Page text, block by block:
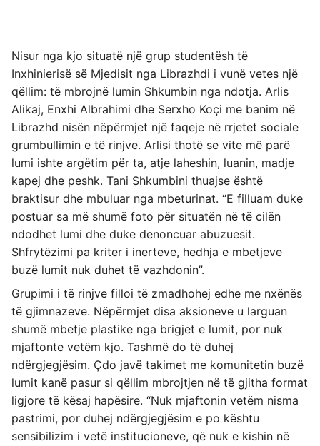
Nisur nga kjo situatë një grup studentësh të
Inxhinierisë së Mjedisit nga Librazhdi i vunë vetes një
qëllim: të mbrojnë lumin Shkumbin nga ndotja. Arlis
Alikaj, Enxhi Albrahimi dhe Serxho Koçi me banim në
Librazhd nisën nëpërmjet një faqeje në rrjetet sociale
grumbullimin e të rinjve. Arlisi thotë se vite më parë
lumi ishte argëtim për ta, atje laheshin, luanin, madje
kapej dhe peshk. Tani Shkumbini thuajse është
braktisur dhe mbuluar nga mbeturinat. “E filluam duke
postuar sa më shumë foto për situatën në të cilën
ndodhet lumi dhe duke denoncuar abuzuesit.
Shfrytëzimi pa kriter i inerteve, hedhja e mbetjeve
buzë lumit nuk duhet të vazhdonin”.
Grupimi i të rinjve filloi të zmadhohej edhe me nxënës
të gjimnazeve. Nëpërmjet disa aksioneve u larguan
shumë mbetje plastike nga brigjet e lumit, por nuk
mjaftonte vetëm kjo. Tashmë do të duhej
ndërgjegjësim. Çdo javë takimet me komunitetin buzë
lumit kanë pasur si qëllim mbrojtjen në të gjitha format
ligjore të kësaj hapësire. “Nuk mjaftonin vetëm nisma
pastrimi, por duhej ndërgjegjësim e po kështu
sensibilizim i vetë institucioneve, që nuk e kishin në